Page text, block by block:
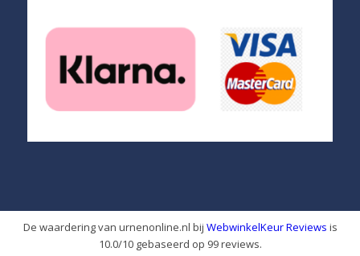
De waardering van urnenonline.nl bij WebwinkelKeur Reviews is
10.0/10 gebaseerd op 99 reviews.